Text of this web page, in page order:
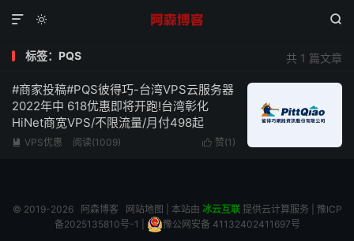
 

共 1 篇文章
标签：PQS
#商家投稿#PQS彼得巧-台湾VPS云服务器
2022年中 618优惠即将开跑!台湾彰化
HiNet商宽VPS/不限流量/月付498起
 赞(1 )
 VPS优惠 阅读(1009)
© 2019-2026 阿森博客 网站地图 | 本站由 冰云互联提供云计算服务 | 豫ICP
备2025135810号-1
豫公网安备 41132402411697号